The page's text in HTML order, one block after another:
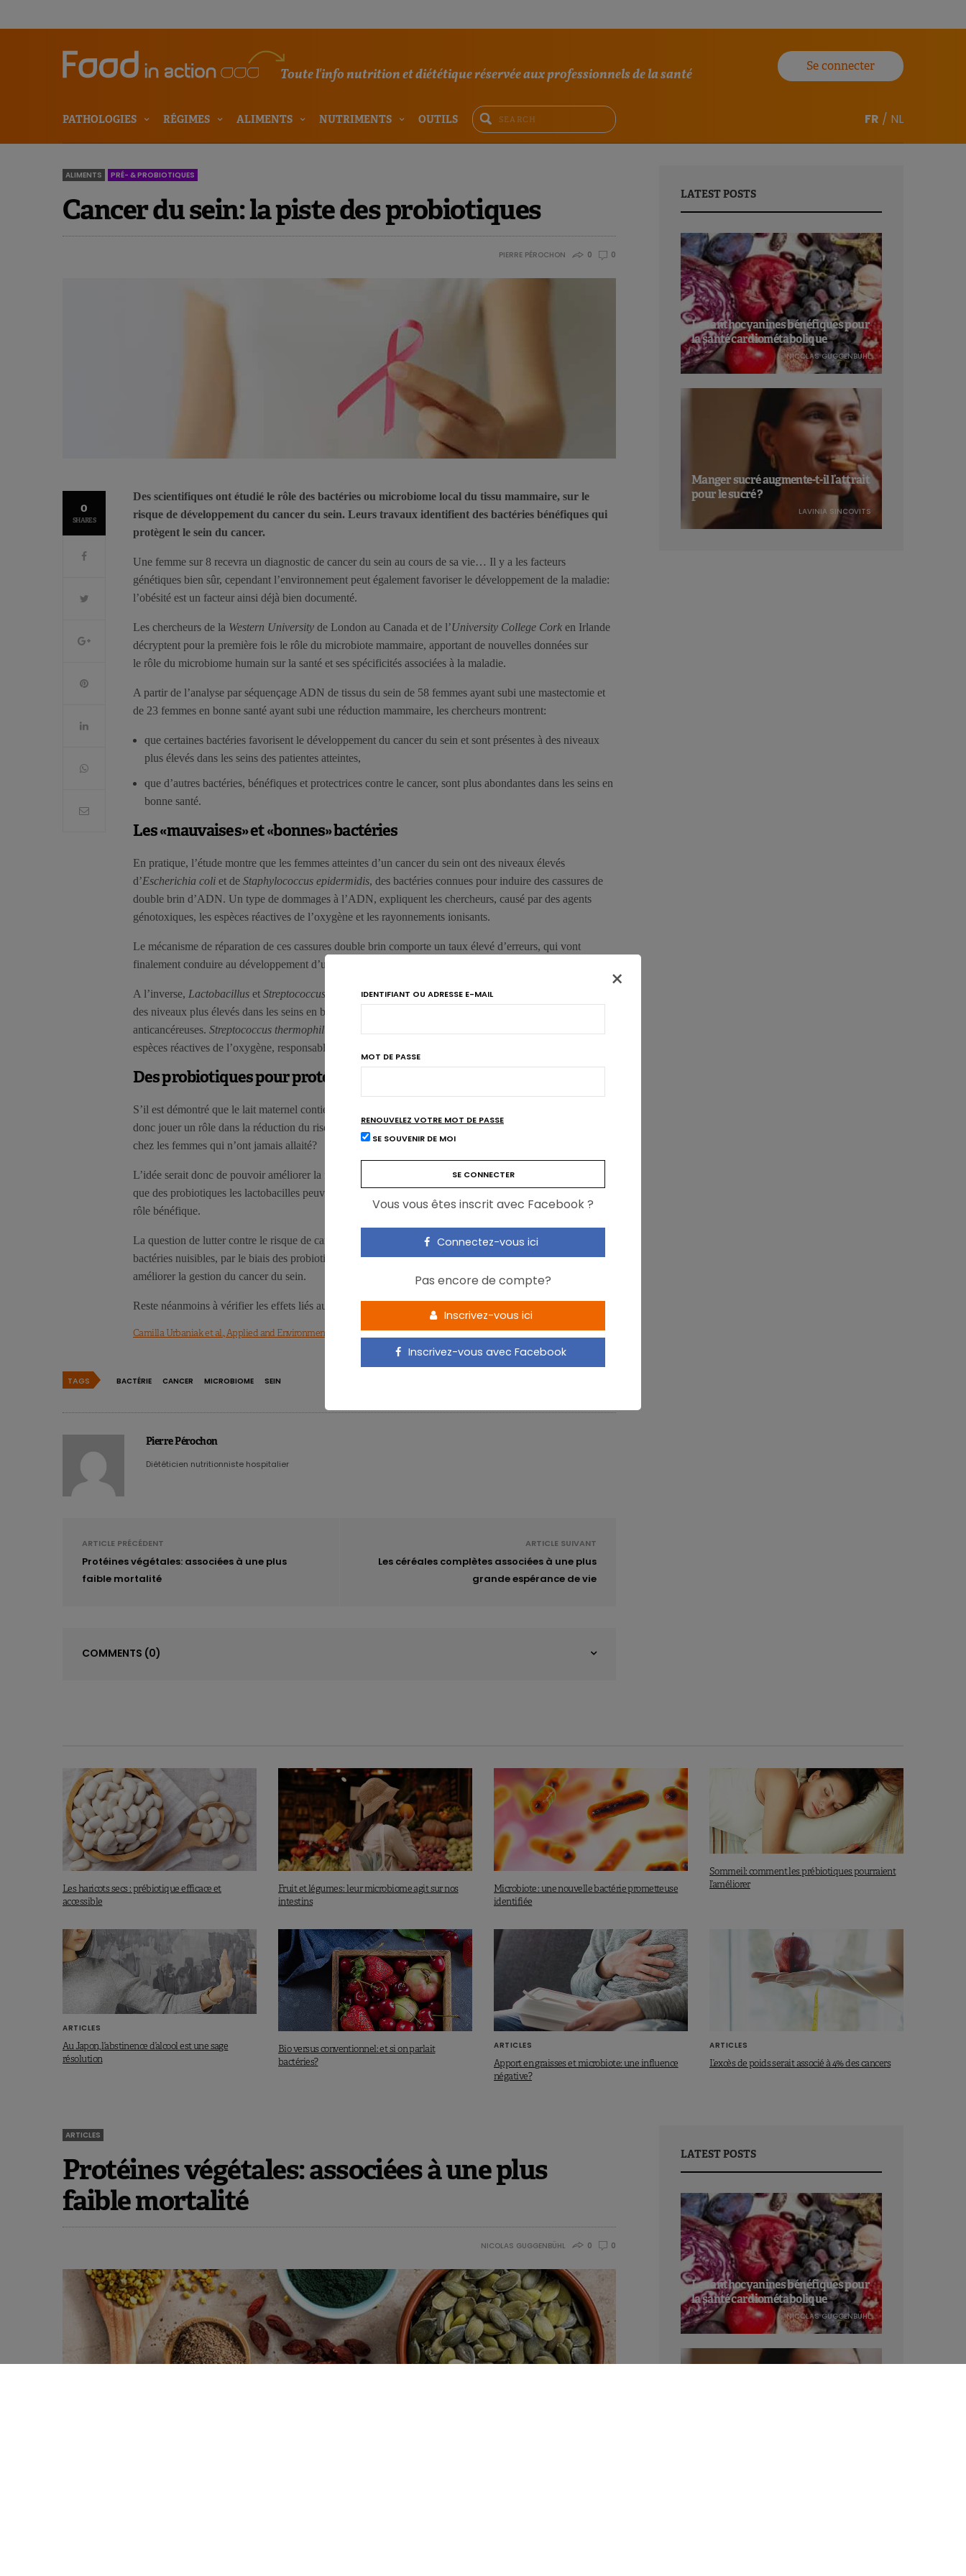
Toute l'info nutrition et diététique réservée aux professionnels de la santé
Se connecter
PATHOLOGIES RÉGIMES ALIMENTS NUTRIMENTS OUTILS FR / NL
ALIMENTS PRÉ- & PROBIOTIQUES
Cancer du sein: la piste des probiotiques
PIERRE PÉROCHON 0 0
0
SHARES
Des scientifiques ont étudié le rôle des bactéries ou microbiome local du tissu mammaire, sur le
risque de développement du cancer du sein. Leurs travaux identifient des bactéries bénéfiques qui
protègent le sein du cancer.
Une femme sur 8 recevra un diagnostic de cancer du sein au cours de sa vie… Il y a les facteurs
génétiques bien sûr, cependant l’environnement peut également favoriser le développement de la maladie:
l’obésité est un facteur ainsi déjà bien documenté.
Les chercheurs de la Western University de London au Canada et de l’University College Cork en Irlande
décryptent pour la première fois le rôle du microbiote mammaire, apportant de nouvelles données sur
le rôle du microbiome humain sur la santé et ses spécificités associées à la maladie.
A partir de l’analyse par séquençage ADN de tissus du sein de 58 femmes ayant subi une mastectomie et
de 23 femmes en bonne santé ayant subi une réduction mammaire, les chercheurs montrent:
que certaines bactéries favorisent le développement du cancer du sein et sont présentes à des niveaux
plus élevés dans les seins des patientes atteintes,
que d’autres bactéries, bénéfiques et protectrices contre le cancer, sont plus abondantes dans les seins en
bonne santé.
Les «mauvaises» et «bonnes» bactéries
En pratique, l’étude montre que les femmes atteintes d’un cancer du sein ont des niveaux élevés
d’Escherichia coli et de Staphylococcus epidermidis, des bactéries connues pour induire des cassures de
double brin d’ADN. Un type de dommages à l’ADN, expliquent les chercheurs, causé par des agents
génotoxiques, les espèces réactives de l’oxygène et les rayonnements ionisants.
Le mécanisme de réparation de ces cassures double brin comporte un taux élevé d’erreurs, qui vont
finalement conduire au développement d’un cancer.
A l’inverse, Lactobacillus et Streptococcus , considérés comme des bactéries bénéfiques, sont retrouvés à
des niveaux plus élevés dans les seins en bonne santé. Ces 2 espèces présentent des propriétés
anticancéreuses. Streptococcus thermophilus
espèces réactives de l’oxygène, responsables de dommages à l’ADN.
Des probiotiques pour protéger les femmes?
S’il est démontré que le lait maternel contient des bactéries bénéfiques et que l’allaitement maternel peut
donc jouer un rôle dans la réduction du risque de cancer, comment renforcer cette protection bactérienne
chez les femmes qui n’ont jamais allaité?
L’idée serait donc de pouvoir améliorer la flore bactérienne des seins: de précédentes études ont montré
que des probiotiques les lactobacilles peuvent – chez la femme – atteindre la glande mammaire et jouer ce
rôle bénéfique.
La question de lutter contre le risque de cancer par l’abondance des bactéries bénéfiques et la réduction des
bactéries nuisibles, par le biais des probiotiques, est donc posée: c’est une toute nouvelle option pour
améliorer la gestion du cancer du sein.
Reste néanmoins à vérifier les effets liés aux interactions possibles avec le système immunitaire de l’hôte…
Camilla Urbaniak et al., Applied and Environmental Microbiology, published online 24/06/2016.
TAGS BACTÉRIE CANCER MICROBIOME SEIN
Pierre Pérochon
Diététicien nutritionniste hospitalier
ARTICLE PRÉCÉDENT
Protéines végétales: associées à une plus
faible mortalité
ARTICLE SUIVANT
Les céréales complètes associées à une plus
grande espérance de vie
COMMENTS (0)
LATEST POSTS
Les anthocyanines bénéfiques pour
la santé cardiométabolique
NICOLAS GUGGENBÜHL
Manger sucré augmente-t-il l’attrait
pour le sucré ?
LAVINIA SINCOVITS
Les haricots secs : prébiotique efficace et
accessible
Fruit et légumes : leur microbiome agit sur nos
intestins
Microbiote : une nouvelle bactérie prometteuse
identifiée
Sommeil: comment les prébiotiques pourraient
l’améliorer
ARTICLES
Au Japon, l’abstinence d’alcool est une sage
résolution
Bio versus conventionnel: et si on parlait
bactéries?
ARTICLES
Apport en graisses et microbiote: une influence
négative?
ARTICLES
L’excès de poids serait associé à 4% des cancers
ARTICLES
Protéines végétales: associées à une plus
faible mortalité
NICOLAS GUGGENBÜHL 0 0
LATEST POSTS
Les anthocyanines bénéfiques pour
la santé cardiométabolique
NICOLAS GUGGENBÜHL
×
IDENTIFIANT OU ADRESSE E-MAIL
MOT DE PASSE
RENOUVELEZ VOTRE MOT DE PASSE
SE SOUVENIR DE MOI
Vous vous êtes inscrit avec Facebook ?
Connectez-vous ici
Pas encore de compte?
Inscrivez-vous ici
Inscrivez-vous avec Facebook